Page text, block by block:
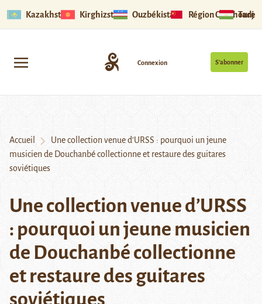
Kazakhstan Kirghizstan Ouzbékistan Région Ouïghoure
S’abonner
Connexion
Accueil
Une collection venue d’URSS : pourquoi un jeune
musicien de Douchanbé collectionne et restaure des guitares
soviétiques
Une collection venue d’URSS
: pourquoi un jeune musicien
de Douchanbé collectionne
et restaure des guitares
soviétiques